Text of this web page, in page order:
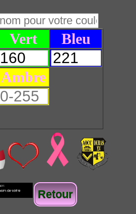
Vert Bleu
Ambre
Retour